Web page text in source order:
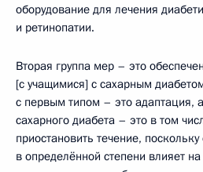
оборудование для лечения
и ретинопатии.
Вторая группа мер – это
[с учащимися] с сахарным
с первым типом – это адаптация,
сахарного диабета – это в том
приостановить течение,
в определённой степени влияет на